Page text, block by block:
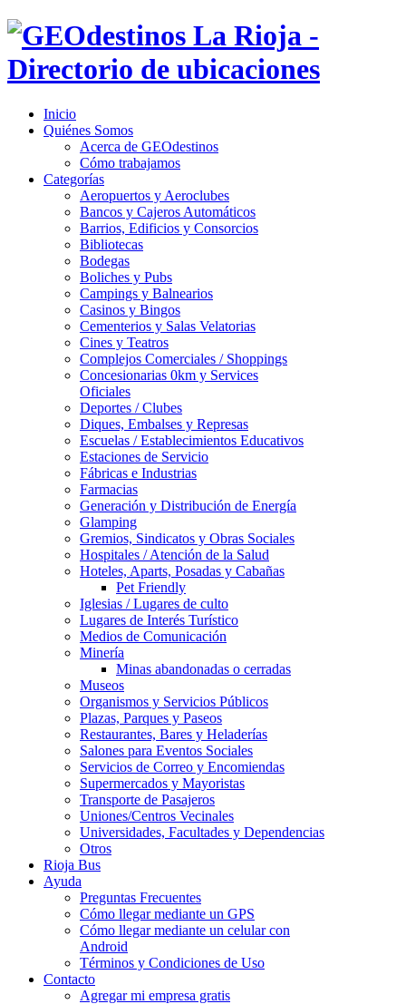
Inicio
Quiénes Somos
Acerca de GEOdestinos
Cómo trabajamos
Categorías
Aeropuertos y Aeroclubes
Bancos y Cajeros Automáticos
Barrios, Edificios y Consorcios
Bibliotecas
Bodegas
Boliches y Pubs
Campings y Balnearios
Casinos y Bingos
Cementerios y Salas Velatorias
Cines y Teatros
Complejos Comerciales / Shoppings
Concesionarias 0km y Services
Oficiales
Deportes / Clubes
Diques, Embalses y Represas
Escuelas / Establecimientos Educativos
Estaciones de Servicio
Fábricas e Industrias
Farmacias
Generación y Distribución de Energía
Glamping
Gremios, Sindicatos y Obras Sociales
Hospitales / Atención de la Salud
Hoteles, Aparts, Posadas y Cabañas
Pet Friendly
Iglesias / Lugares de culto
Lugares de Interés Turístico
Medios de Comunicación
Minería
Minas abandonadas o cerradas
Museos
Organismos y Servicios Públicos
Plazas, Parques y Paseos
Restaurantes, Bares y Heladerías
Salones para Eventos Sociales
Servicios de Correo y Encomiendas
Supermercados y Mayoristas
Transporte de Pasajeros
Uniones/Centros Vecinales
Universidades, Facultades y Dependencias
Otros
Rioja Bus
Ayuda
Preguntas Frecuentes
Cómo llegar mediante un GPS
Cómo llegar mediante un celular con
Android
Términos y Condiciones de Uso
Contacto
Agregar mi empresa gratis